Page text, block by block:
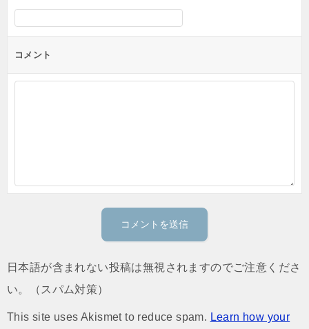
コメント
日本語が含まれない投稿は無視されますのでご注意くださ
い。（スパム対策）
This site uses Akismet to reduce spam. Learn how your